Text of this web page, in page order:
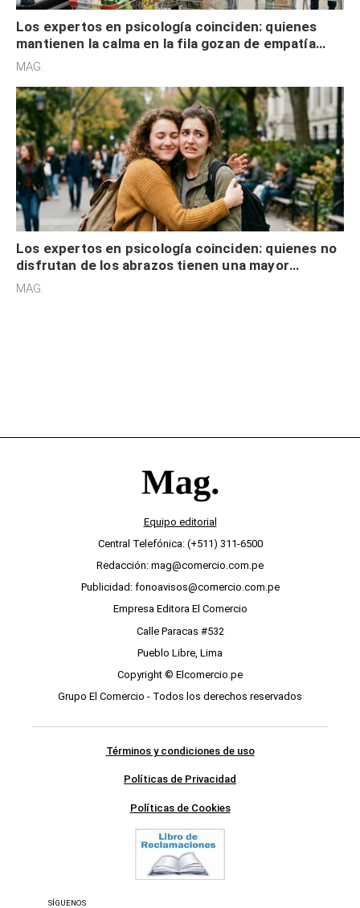
Los expertos en psicología coinciden: quienes
mantienen la calma en la fila gozan de empatía
cognitiva, gratitud y no solo tienen autocontrol
MAG.
Los expertos en psicología coinciden: quienes no
disfrutan de los abrazos tienen una mayor
sensibilidad a los estímulos físicos y no es por
MAG.
Equipo editorial
Central Telefónica: (+511) 311-6500
Redacción: mag@comercio.com.pe
Publicidad: fonoavisos@comercio.com.pe
Empresa Editora El Comercio
Calle Paracas #532
Pueblo Libre, Lima
Copyright © Elcomercio.pe
Grupo El Comercio - Todos los derechos reservados
Términos y condiciones de uso
Políticas de Privacidad
Políticas de Cookies
SÍGUENOS